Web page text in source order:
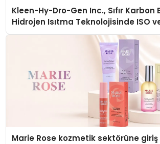
Kleen-Hy-Dro-Gen Inc., Sıfır Karbon
Hidrojen Isıtma Teknolojisinde ISO
Düzenleyici Onaylarını Aldı
Marie Rose kozmetik sektörüne giriş